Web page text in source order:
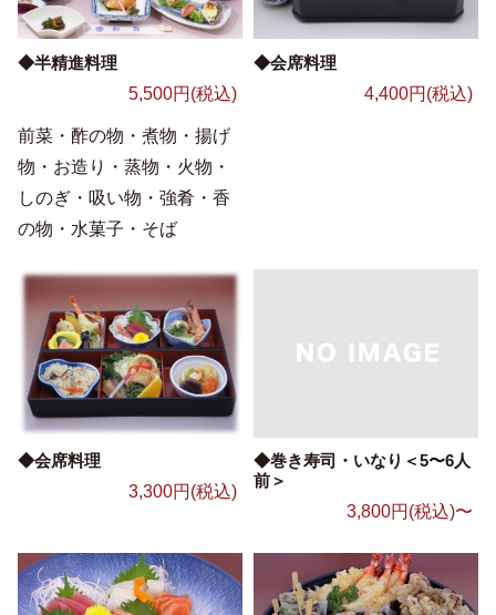
◆半精進料理
5,500円(税込)
前菜・酢の物・煮物・揚げ
物・お造り・蒸物・火物・
しのぎ・吸い物・強肴・香
の物・水菓子・そば
◆会席料理
4,400円(税込)
◆会席料理
3,300円(税込)
◆巻き寿司・いなり＜5〜6人
前＞
3,800円(税込)〜